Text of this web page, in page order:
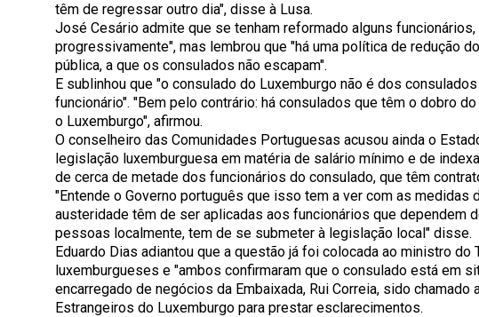
têm de regressar outro dia", disse à Lusa.
José Cesário admite que se tenham reformado alguns
progressivamente", mas lembrou que "há uma política de redução
pública, a que os consulados não escapam".
E sublinhou que "o consulado do Luxemburgo não é dos
funcionário". "Bem pelo contrário: há consulados que têm o dobro
o Luxemburgo", afirmou.
O conselheiro das Comunidades Portuguesas acusou ainda o
legislação luxemburguesa em matéria de salário mínimo e de
de cerca de metade dos funcionários do consulado, que têm
"Entende o Governo português que isso tem a ver com as medidas
austeridade têm de ser aplicadas aos funcionários que dependem
pessoas localmente, tem de se submeter à legislação local" disse.
Eduardo Dias adiantou que a questão já foi colocada ao ministro
luxemburgueses e "ambos confirmaram que o consulado está em
encarregado de negócios da Embaixada, Rui Correia, sido
Estrangeiros do Luxemburgo para prestar esclarecimentos.